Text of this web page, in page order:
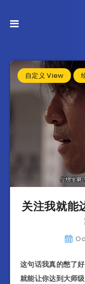
自定义 View
关注我就能
这句话我真的憋了
就能让你达到大师